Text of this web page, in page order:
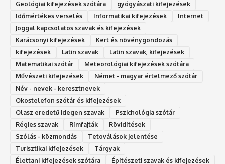
Geológiai kifejezések szótára
gyógyászati kifejezések
Időmértékes verselés
Informatikai kifejezések
Internet
Joggal kapcsolatos szavak és kifejezések
Karácsonyi kifejezések
Kert és növénygondozás
kifejezések
Latin szavak
Latin szavak, kifejezések
Matematikai szótár
Meteorológiai kifejezések szótára
Művészeti kifejezések
Német - magyar értelmező szótár
Név - nevek - keresztnevek
Okostelefon szótár és kifejezések
Olasz eredetű idegen szavak
Ps‮gólohciz‬ia s‮átóz‬r
Régies szavak
Rímfajták
Rövidítések
Szólás - közmondás
Tetoválások jelentése
Turisztikai kifejezések
Tárgyak
Élettani kifejezések szótára
Építészeti szavak és kifejezések